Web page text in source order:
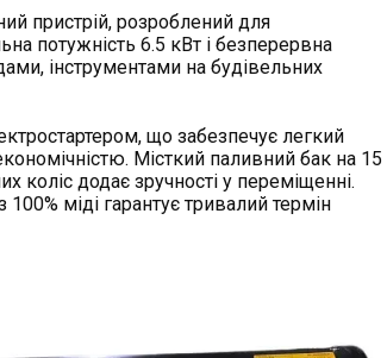
пристрій, розроблений для
потужність 6.5 кВт і безперервна
інструментами на будівельних
що забезпечує легкий
Місткий паливний бак на 15
коліс додає зручності у переміщенні.
міді гарантує тривалий термін